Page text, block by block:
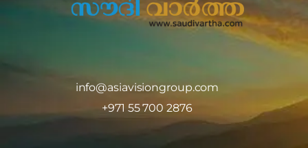
info@asiavisiongroup.com
+971 55 700 2876